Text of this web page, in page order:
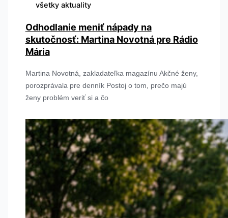
všetky aktuality
Odhodlanie meniť nápady na
skutočnosť: Martina Novotná pre Rádio
Mária
Martina Novotná, zakladateľka magazínu Akčné ženy,
porozprávala pre denník Postoj o tom, prečo majú
ženy problém veriť si a čo